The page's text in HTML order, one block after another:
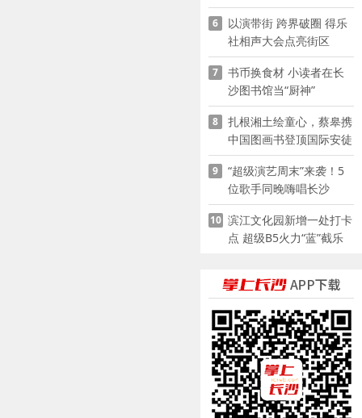
6
以演带街 跨界破圈 得乐
社相声大会点亮街区
7
书币换食材 小读者在长
沙图书馆当“厨神”
8
扎根湘土绘童心，蔡皋携
中国图画书登顶国际安徒
生奖
9
“超级演艺周末”来袭！5
位歌手同晚嗨唱长沙
10 滨江文化园新增一处打卡
点 超级B5火力“蓝”截乐